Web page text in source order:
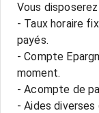
Vous
- Taux horaire
payés.
- Compte
moment.
- Acompte de
- Aides diverses